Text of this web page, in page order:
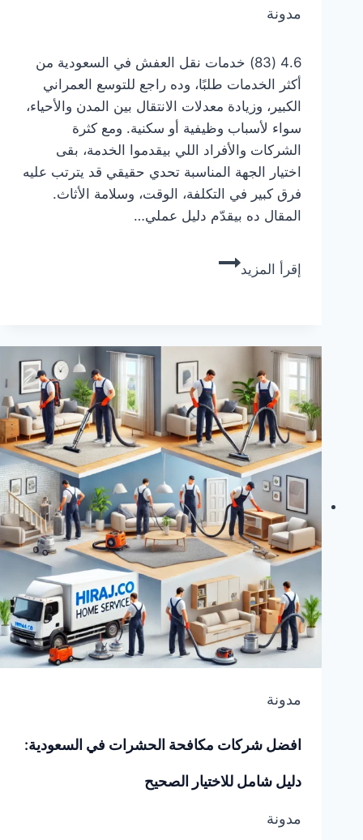
مدونة
4.6 (83) خدمات نقل العفش في السعودية من
أكثر الخدمات طلبًا، وده راجع للتوسع العمراني
الكبير، وزيادة معدلات الانتقال بين المدن والأحياء،
سواء لأسباب وظيفية أو سكنية. ومع كثرة
الشركات والأفراد اللي بيقدموا الخدمة، بقى
اختيار الجهة المناسبة تحدي حقيقي قد يترتب عليه
فرق كبير في التكلفة، الوقت، وسلامة الأثاث.
المقال ده بيقدّم دليل عملي…
إقرأ المزيدأفضل
في
السعودية:
دليل
شامل
لاختيار
الخدمة
المناسبة
مدونة
افضل شركات مكافحة الحشرات في السعودية:
دليل شامل للاختيار الصحيح
مدونة